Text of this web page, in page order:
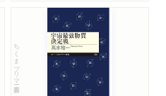
ちくまプリマー新書